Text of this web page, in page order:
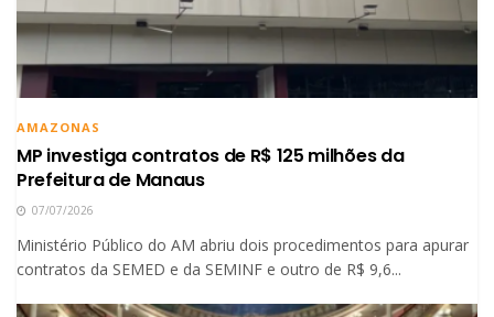
AMAZONAS
MP investiga contratos de R$ 125 milhões da
Prefeitura de Manaus
07/07/2026
Ministério Público do AM abriu dois procedimentos para apurar
contratos da SEMED e da SEMINF e outro de R$ 9,6...